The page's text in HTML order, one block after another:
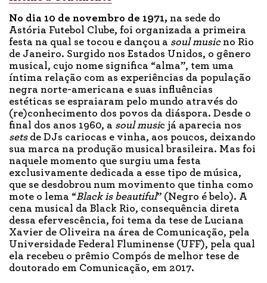
No dia 10 de novembro de 1971, na sede do
Astória Futebol Clube, foi organizada a primeira
festa na qual se tocou e dançou a soul music no Rio
de Janeiro. Surgido nos Estados Unidos, o gênero
musical, cujo nome significa “alma”, tem uma
íntima relação com as experiências da população
negra norte-americana e suas influências
estéticas se espraiaram pelo mundo através do
(re)conhecimento dos povos da diáspora. Desde o
final dos anos 1960, a soul music já aparecia nos
setsde DJs cariocas e vinha, aos poucos, deixando
sua marca na produção musical brasileira. Mas foi
naquele momento que surgiu uma festa
exclusivamente dedicada a esse tipo de música,
que se desdobrou num movimento que tinha como
mote o lema “Black is beautiful” (Negro é belo). A
cena musical da Black Rio, consequência direta
dessa efervescência, foi tema da tese de Luciana
Xavier de Oliveira na área de Comunicação, pela
Universidade Federal Fluminense (UFF), pela qual
ela recebeu o prêmio Compós de melhor tese de
doutorado em Comunicação, em 2017.